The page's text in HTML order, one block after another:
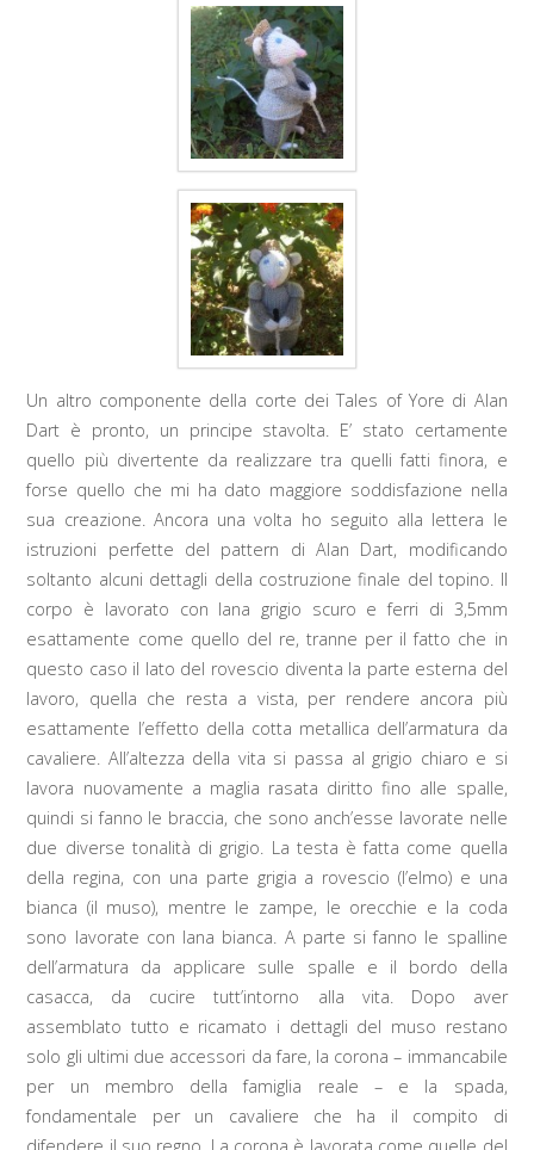
Un altro componente della corte dei Tales of Yore di Alan
Dart è pronto, un principe stavolta. E’ stato certamente
quello più divertente da realizzare tra quelli fatti finora, e
forse quello che mi ha dato maggiore soddisfazione nella
sua creazione. Ancora una volta ho seguito alla lettera le
istruzioni perfette del pattern di Alan Dart, modificando
soltanto alcuni dettagli della costruzione finale del topino. Il
corpo è lavorato con lana grigio scuro e ferri di 3,5mm
esattamente come quello del re, tranne per il fatto che in
questo caso il lato del rovescio diventa la parte esterna del
lavoro, quella che resta a vista, per rendere ancora più
esattamente l’effetto della cotta metallica dell’armatura da
cavaliere. All’altezza della vita si passa al grigio chiaro e si
lavora nuovamente a maglia rasata diritto fino alle spalle,
quindi si fanno le braccia, che sono anch’esse lavorate nelle
due diverse tonalità di grigio. La testa è fatta come quella
della regina, con una parte grigia a rovescio (l’elmo) e una
bianca (il muso), mentre le zampe, le orecchie e la coda
sono lavorate con lana bianca. A parte si fanno le spalline
dell’armatura da applicare sulle spalle e il bordo della
casacca, da cucire tutt’intorno alla vita. Dopo aver
assemblato tutto e ricamato i dettagli del muso restano
solo gli ultimi due accessori da fare, la corona – immancabile
per un membro della famiglia reale – e la spada,
fondamentale per un cavaliere che ha il compito di